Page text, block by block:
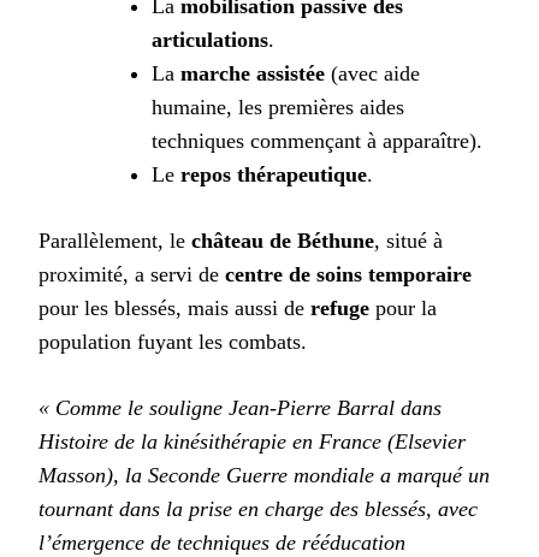
La mobilisation passive des
articulations.
La marche assistée (avec aide
humaine, les premières aides
techniques commençant à apparaître).
Le repos thérapeutique.
Parallèlement, le château de Béthune, situé à
proximité, a servi de centre de soins temporaire
pour les blessés, mais aussi de refuge pour la
population fuyant les combats.
« Comme le souligne Jean-Pierre Barral dans
Histoire de la kinésithérapie en France (Elsevier
Masson), la Seconde Guerre mondiale a marqué un
tournant dans la prise en charge des blessés, avec
l’émergence de techniques de rééducation